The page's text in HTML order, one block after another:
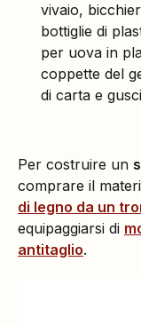
vivaio,
bottiglie di
per uova in
coppette del
di carta e
Per costruire un
comprare il
di legno da un
equipaggiarsi di
antitaglio.